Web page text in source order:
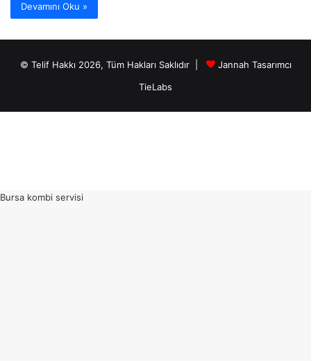
Devamını Oku »
© Telif Hakkı 2026, Tüm Hakları Saklıdır |
Jannah Tasarımcı
TieLabs
Bursa kombi servisi